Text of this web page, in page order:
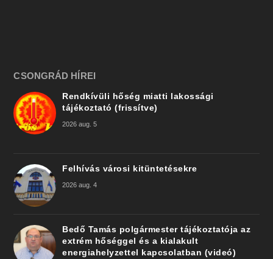
CSONGRÁD HÍREI
Rendkívüli hőség miatti lakossági
tájékoztató (frissítve)
2026 aug. 5
Felhívás városi kitüntetésekre
2026 aug. 4
Bedő Tamás polgármester tájékoztatója az
extrém hőséggel és a kialakult
energiahelyzettel kapcsolatban (videó)